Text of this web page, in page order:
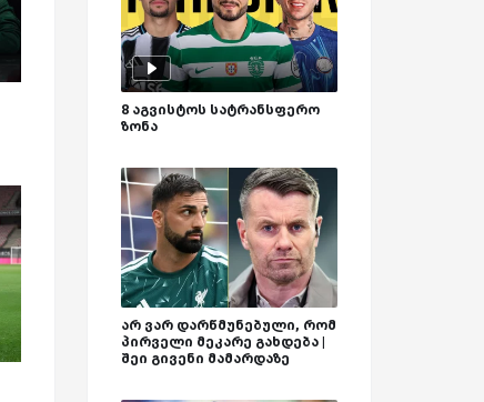
8 აგვისტოს სატრანსფერო
ზონა
არ ვარ დარწმუნებული, რომ
პირველი მეკარე გახდება |
შეი გივენი მამარდაზე